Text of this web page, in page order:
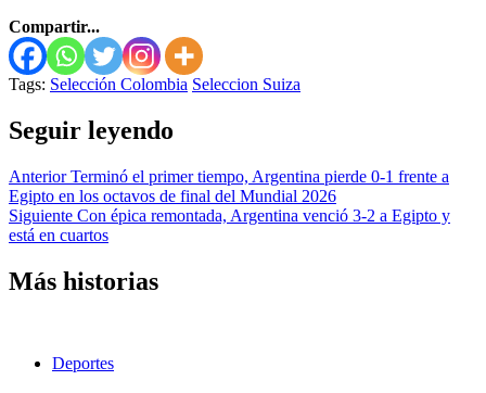
Compartir...
Tags: Selección Colombia Seleccion Suiza
Seguir leyendo
AnteriorTerminó el primer tiempo, Argentina pierde 0-1 frente a
Egipto en los octavos de final del Mundial 2026
Siguiente Con épica remontada, Argentina venció 3-2 a Egipto y
está en cuartos
Más historias
Deportes